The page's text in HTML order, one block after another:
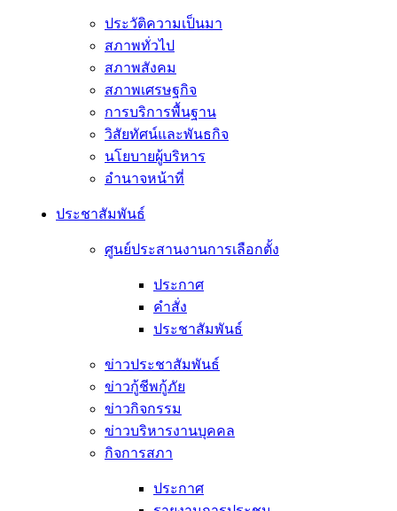
ประวัติความเป็นมา
สภาพทั่วไป
สภาพสังคม
สภาพเศรษฐกิจ
การบริการพื้นฐาน
วิสัยทัศน์และพันธกิจ
นโยบายผู้บริหาร
อํานาจหน้าที่
ประชาสัมพันธ์
ศูนย์ประสานงานการเลือกตั้ง
ประกาศ
คำสั่ง
ประชาสัมพันธ์
ข่าวประชาสัมพันธ์
ข่าวกู้ชีพกู้ภัย
ข่าวกิจกรรม
ข่าวบริหารงานบุคคล
กิจการสภา
ประกาศ